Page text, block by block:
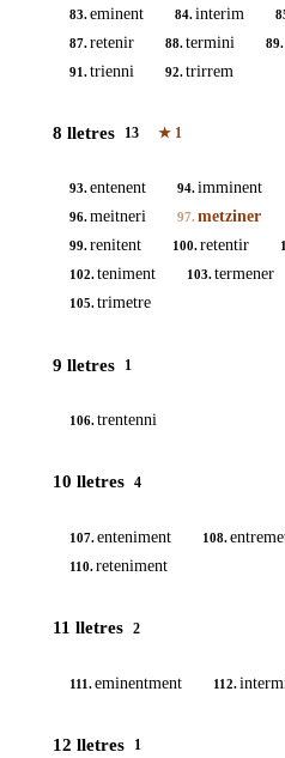
83.eminent 84.interim
87.retenir 88.termini 89.
91.trienni 92.trirrem
8 lletres 13 ★ 1
93.entenent 94.imminent
96.meitneri 97. metziner
99.renitent 100.retentir
102.teniment 103.termener
105.trimetre
9 lletres 1
106.trentenni
10 lletres 4
107.enteniment 108.
110.reteniment
11 lletres 2
111.eminentment 112.
12 lletres 1